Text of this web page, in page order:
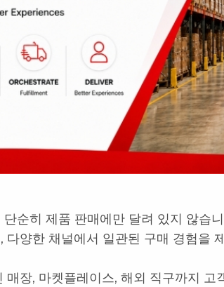
순히 제품 판매에만 달려 있지 않습
다양한 채널에서 일관된 구매 경험을
매장, 마켓플레이스, 해외 직구까지 고